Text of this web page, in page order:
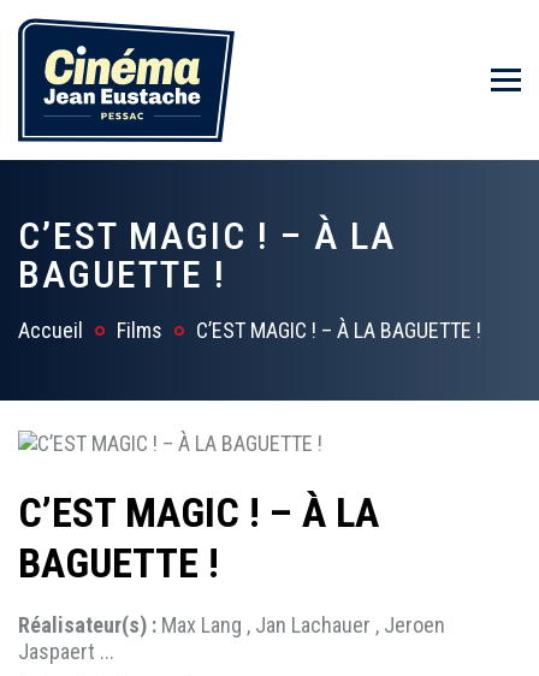
C’EST MAGIC ! – À LA
BAGUETTE !
Accueil Films C’EST MAGIC ! – À LA BAGUETTE !
C’EST MAGIC ! – À LA
BAGUETTE !
Réalisateur(s) : Max Lang , Jan Lachauer , Jeroen
Jaspaert ...